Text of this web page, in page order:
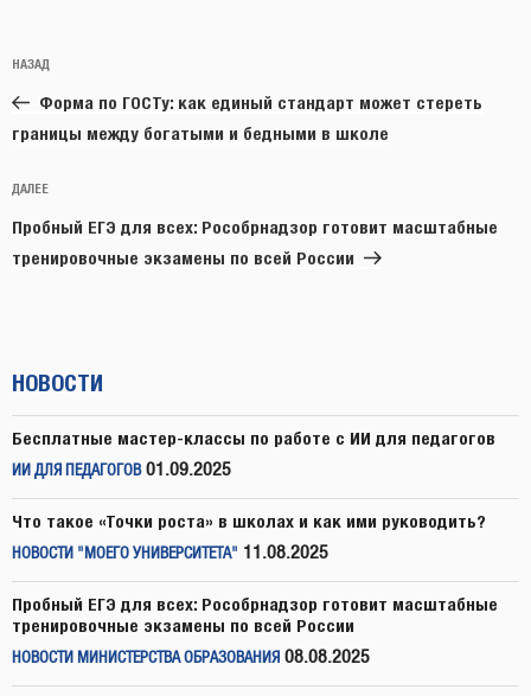
по
записям
Предыдущая
запись:
НАЗАД
Форма по ГОСТу: как единый стандарт может стереть
границы между богатыми и бедными в школе
Следующая
запись
ДАЛЕЕ
Пробный ЕГЭ для всех: Рособрнадзор готовит масштабные
тренировочные экзамены по всей России
НОВОСТИ
Бесплатные мастер-классы по работе с ИИ для педагогов
ИИ ДЛЯ ПЕДАГОГОВ 01.09.2025
Что такое «Точки роста» в школах и как ими руководить?
НОВОСТИ "МОЕГО УНИВЕРСИТЕТА" 11.08.2025
Пробный ЕГЭ для всех: Рособрнадзор готовит масштабные
тренировочные экзамены по всей России
НОВОСТИ МИНИСТЕРСТВА ОБРАЗОВАНИЯ 08.08.2025